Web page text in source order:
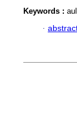
Keywords :
·